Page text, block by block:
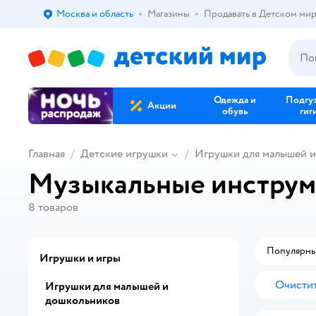
Выбор адреса доставки.
Москва и область Магазины Продавать в Детском
Акции
Одежда и
обувь
Главная Детские игрушки Игрушки для малышей
Музыкальные
8 товаров
Игрушки и игры
Игрушки для малышей и
дошкольников